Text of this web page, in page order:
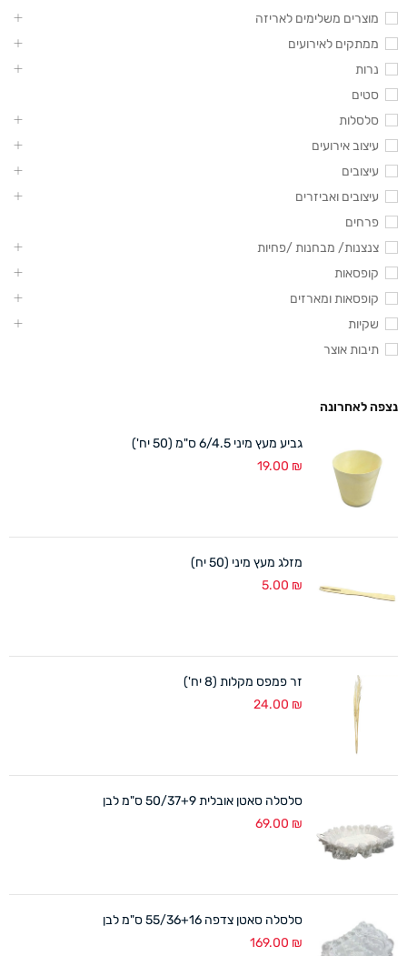
מוצרים משלימים לאריזה
ממתקים לאירועים
נרות
סטים
סלסלות
עיצוב אירועים
עיצובים
עיצובים ואביזרים
פרחים
צנצנות/ מבחנות /פחיות
קופסאות
קופסאות ומארזים
שקיות
תיבות אוצר
נצפה לאחרונה
גביע מעץ מיני 6/4.5 ס"מ (50 יח')
19.00 ₪
מזלג מעץ מיני (50 יח)
5.00 ₪
זר פמפס מקלות (8 יח')
24.00 ₪
סלסלה סאטן אובלית 50/37+9 ס"מ לבן
69.00 ₪
סלסלה סאטן צדפה 55/36+16 ס"מ לבן
169.00 ₪